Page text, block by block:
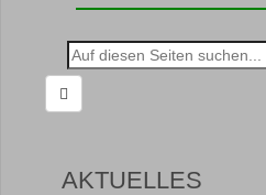
Suche
nach:
AKTUELLES